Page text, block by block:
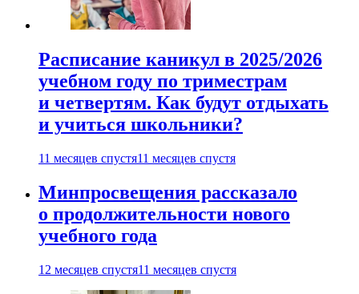
Расписание каникул в 2025/2026
учебном году по триместрам
и четвертям. Как будут отдыхать
и учиться школьники?
11 месяцев спустя11 месяцев спустя
Минпросвещения рассказало
о продолжительности нового
учебного года
12 месяцев спустя11 месяцев спустя